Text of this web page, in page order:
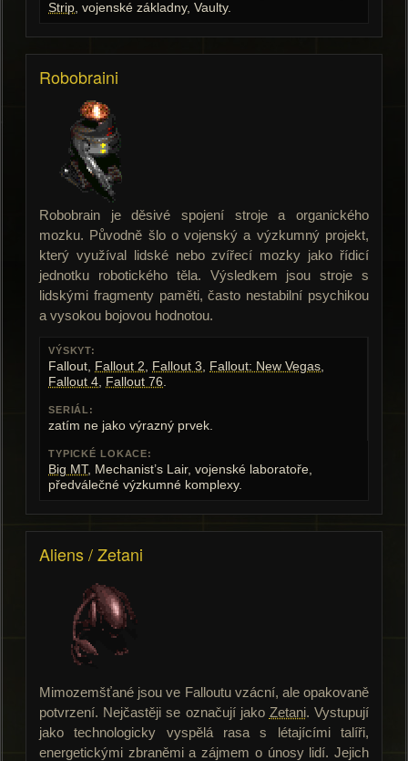
Strip, vojenské základny, Vaulty.
Robobraini
Robobrain je děsivé spojení stroje a organického
mozku. Původně šlo o vojenský a výzkumný projekt,
který využíval lidské nebo zvířecí mozky jako řídicí
jednotku robotického těla. Výsledkem jsou stroje s
lidskými fragmenty paměti, často nestabilní psychikou
a vysokou bojovou hodnotou.
VÝSKYT:
Fallout, Fallout 2, Fallout 3, Fallout: New Vegas,
Fallout 4, Fallout 76.
SERIÁL:
zatím ne jako výrazný prvek.
TYPICKÉ LOKACE:
Big MT, Mechanist’s Lair, vojenské laboratoře,
předválečné výzkumné komplexy.
Aliens / Zetani
Mimozemšťané jsou ve Falloutu vzácní, ale opakovaně
potvrzení. Nejčastěji se označují jako Zetani. Vystupují
jako technologicky vyspělá rasa s létajícími talíři,
energetickými zbraněmi a zájmem o únosy lidí. Jejich